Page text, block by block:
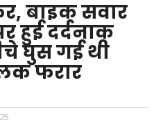
बाइक सवार
हुई दर्दनाक
घुस गई थी
फरार